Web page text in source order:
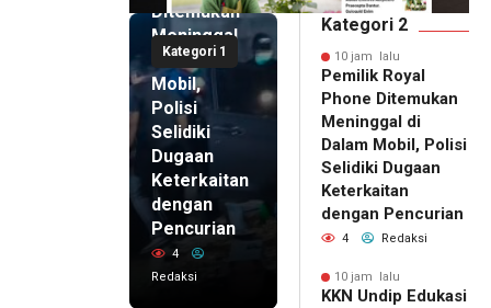
Kategori 1
Ditemukan
Meninggal
di Dalam
Mobil,
Polisi
Selidiki
Dugaan
Keterkaitan
dengan
Pencurian
4
Redaksi
Kategori 2
10 jam lalu
Pemilik Royal
Phone Ditemukan
Meninggal di
Dalam Mobil, Polisi
Selidiki Dugaan
Keterkaitan
dengan Pencurian
4 Redaksi
10 jam lalu
KKN Undip Edukasi